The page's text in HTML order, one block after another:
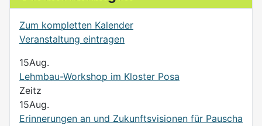
Zum kompletten Kalender
Veranstaltung eintragen
15Aug.
Lehmbau-Workshop im Kloster Posa
Zeitz
15Aug.
Erinnerungen an und Zukunftsvisionen für Pauscha